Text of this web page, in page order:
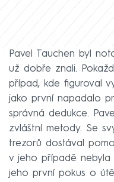
Pavel Tauchen byl
už dobře znali.
případ, kde figuroval
jako první napadalo
správná dedukce.
zvláštní metody. Se
trezorů dostával
v jeho případě nebyla
jeho první pokus o